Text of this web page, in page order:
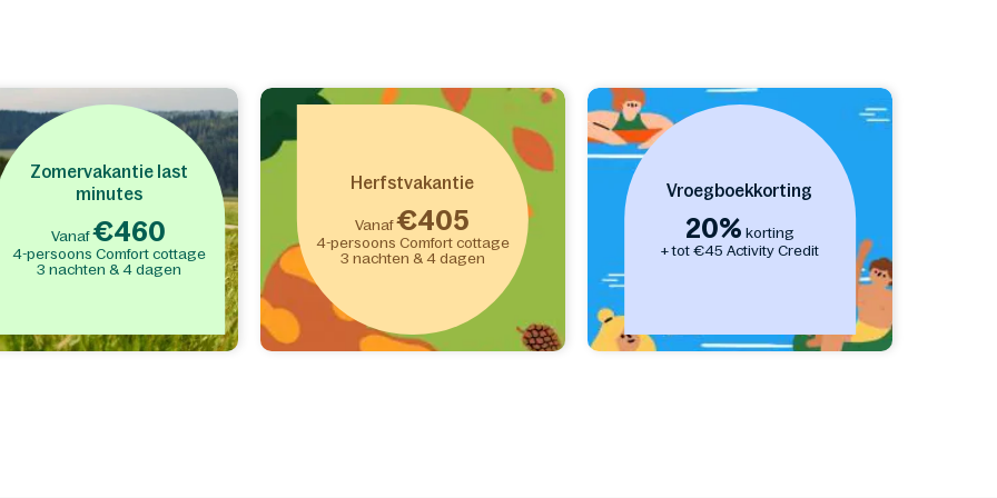
minimaal 1
toe en het
aantal kinderarrangementen(voor
3 t.e.m. 12 jaar).
Zomervakantie last
minutes
Vanaf€460
4-persoons Comfort cottage
3 nachten & 4 dagen
Herfstvakantie
Vanaf€405
4-persoons Comfort cottage
3 nachten & 4 dagen
Vroegboekkorting
20% korting
+ tot €45 Activity Credit